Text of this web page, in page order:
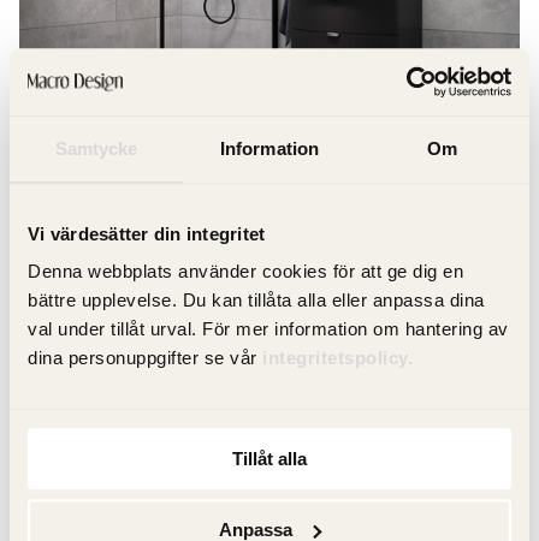
Samtycke Information Om
Vi värdesätter din integritet
Denna webbplats använder cookies för att ge dig en
bättre upplevelse. Du kan tillåta alla eller anpassa dina
val under tillåt urval. För mer information om hantering av
dina personuppgifter se vår integritetspolicy.
Tillåt alla
Anpassa